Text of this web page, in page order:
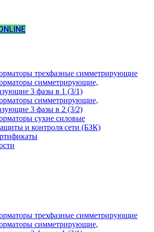
трехфазные симметрирующие
симметрирующие,
3 фазы в 1 (3/1)
симметрирующие,
3 фазы в 2 (3/2)
сухие силовые
и контроля сети (БЗК)
трехфазные симметрирующие
симметрирующие,